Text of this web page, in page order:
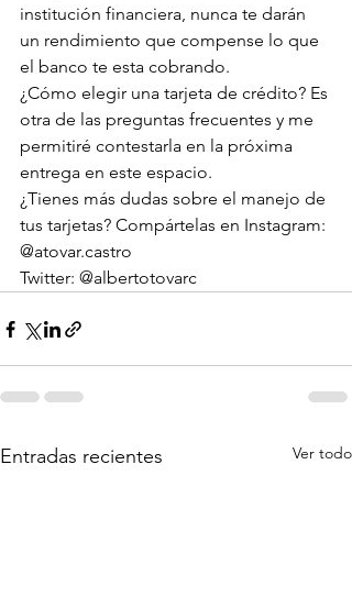
institución financiera, nunca te darán
un rendimiento que compense lo que
el banco te esta cobrando.
¿Cómo elegir una tarjeta de crédito? Es
otra de las preguntas frecuentes y me
permitiré contestarla en la próxima
entrega en este espacio.
¿Tienes más dudas sobre el manejo de
tus tarjetas? Compártelas en Instagram:
@atovar.castro
Twitter: @albertotovarc
Entradas recientes Ver todo